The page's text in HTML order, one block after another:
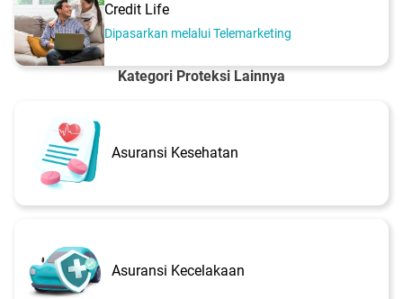
Credit Life
Dipasarkan melalui Telemarketing
Kategori Proteksi Lainnya
Asuransi Kesehatan
Asuransi Kecelakaan